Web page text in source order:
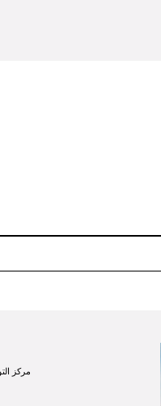
مركز